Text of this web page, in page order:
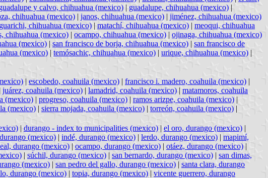
y calvo, chihuahua (mexico) | guadalupe, chihuahua (mexico) |
chihuahua (mexico) | janos, chihuahua (mexico) | jiménez, chihuahua (mexico)
chihuahua (mexico) | matachí, chihuahua (mexico) | meoqui, chihuahua
chihuahua (mexico) | ocampo, chihuahua (mexico) | ojinaga, chihuahua (mexico)
(mexico) | san francisco de borja, chihuahua (mexico) | san francisco de
(mexico) | temósachic, chihuahua (mexico) | urique, chihuahua (mexico) |
| escobedo, coahuila (mexico) | francisco i. madero, coahuila (mexico) |
juárez, coahuila (mexico) | lamadrid, coahuila (mexico) | matamoros, coahuila
(mexico) | progreso, coahuila (mexico) | ramos arizpe, coahuila (mexico) |
(mexico) | sierra mojada, coahuila (mexico) | torreón, coahuila (mexico) |
| durango - index to municipalities (mexico) | el oro, durango (mexico) |
(mexico) | indé, durango (mexico) | lerdo, durango (mexico) | mapimí,
durango (mexico) | ocampo, durango (mexico) | otáez, durango (mexico) |
| súchil, durango (mexico) | san bernardo, durango (mexico) | san dimas,
(mexico) | san pedro del gallo, durango (mexico) | santa clara, durango
durango (mexico) | topia, durango (mexico) | vicente guerrero, durango